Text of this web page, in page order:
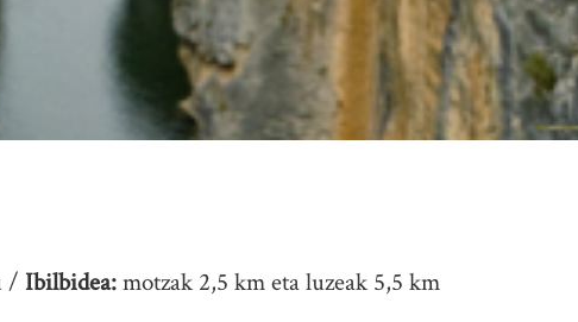
/ Ibilbidea:motzak 2,5 km eta luzeak 5,5 km